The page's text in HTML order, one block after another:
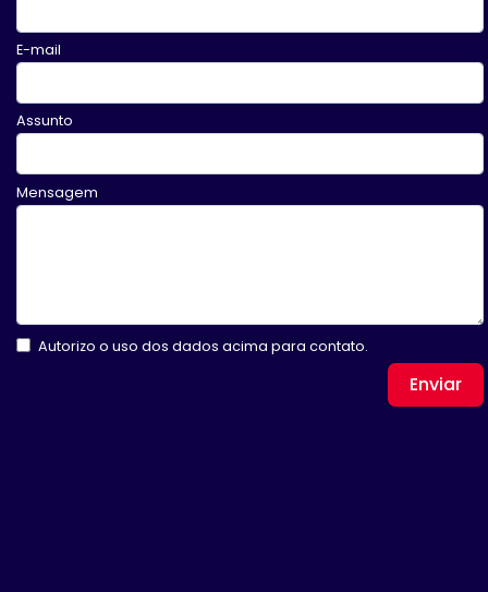
E-mail
Assunto
Mensagem
Autorizo o uso dos dados acima para contato.
Enviar